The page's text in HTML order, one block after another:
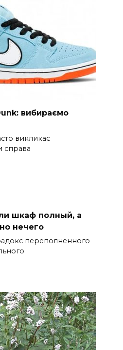
вибираємо
викликає
справа
шкаф полный, а
нечего
переполненного